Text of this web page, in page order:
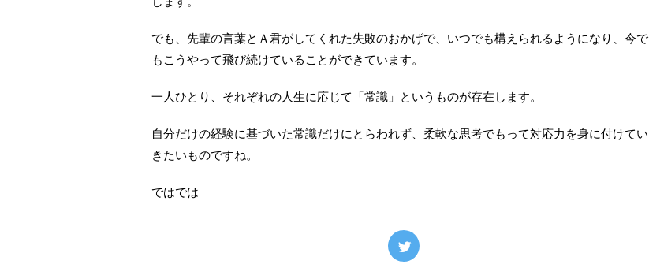
でも、先輩の言葉とＡ君がしてくれた失敗のおかげで、いつでも構えられるようになり、今で
もこうやって飛び続けていることができています。
一人ひとり、それぞれの人生に応じて「常識」というものが存在します。
自分だけの経験に基づいた常識だけにとらわれず、柔軟な思考でもって対応力を身に付けてい
きたいものですね。
ではでは